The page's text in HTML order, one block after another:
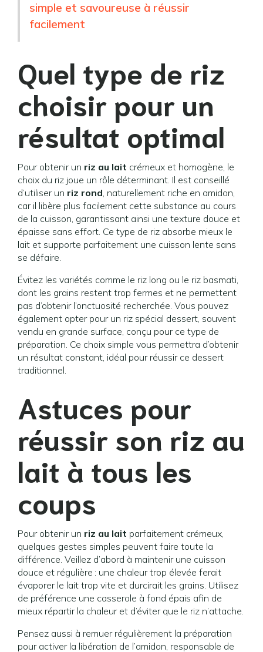
simple et savoureuse à réussir
facilement
Quel type de riz
choisir pour un
résultat optimal
Pour obtenir un riz au lait crémeux et homogène, le
choix du riz joue un rôle déterminant. Il est conseillé
d’utiliser un riz rond, naturellement riche en amidon,
car il libère plus facilement cette substance au cours
de la cuisson, garantissant ainsi une texture douce et
épaisse sans effort. Ce type de riz absorbe mieux le
lait et supporte parfaitement une cuisson lente sans
se défaire.
Évitez les variétés comme le riz long ou le riz basmati,
dont les grains restent trop fermes et ne permettent
pas d’obtenir l’onctuosité recherchée. Vous pouvez
également opter pour un riz spécial dessert, souvent
vendu en grande surface, conçu pour ce type de
préparation. Ce choix simple vous permettra d’obtenir
un résultat constant, idéal pour réussir ce dessert
traditionnel.
Astuces pour
réussir son riz au
lait à tous les
coups
Pour obtenir un riz au lait parfaitement crémeux,
quelques gestes simples peuvent faire toute la
différence. Veillez d’abord à maintenir une cuisson
douce et régulière : une chaleur trop élevée ferait
évaporer le lait trop vite et durcirait les grains. Utilisez
de préférence une casserole à fond épais afin de
mieux répartir la chaleur et d’éviter que le riz n’attache.
Pensez aussi à remuer régulièrement la préparation
pour activer la libération de l’amidon, responsable de